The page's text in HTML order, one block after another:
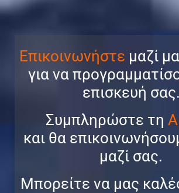
Επικοινωνήστε μαζί
για να
επισκευή σας.
Συμπληρώστε τη
και θα
μαζί σας.
Μπορείτε να μας